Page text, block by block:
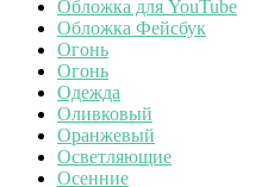
Обложка для YouTube
Обложка Фейсбук
Огонь
Огонь
Одежда
Оливковый
Оранжевый
Осветляющие
Осенние